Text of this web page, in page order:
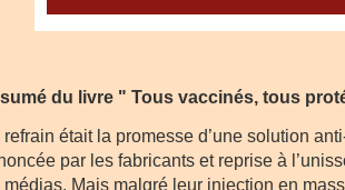
du livre " Tous vaccinés, tous
refrain était la promesse d’une solution
par les fabricants et reprise à
médias. Mais malgré leur injection en